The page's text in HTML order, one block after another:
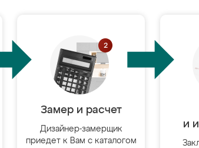
Замер и расчет
Дизайнер-замерщик
приедет к Вам с каталогом
и